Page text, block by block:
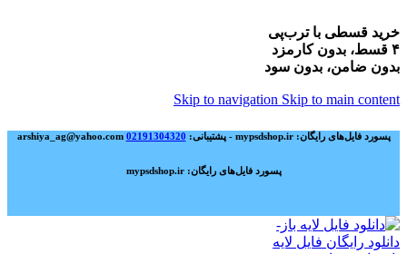
خرید قسطی با ترب‌پی
۴ قسط، بدون کارمزد
بدون ضامن، بدون سود
Skip to navigation Skip to main content
پسورد فایل‌های رایگان: mypsdshop.ir - پشتیبانی: arshiya_ag@yahoo.com 02191304320
پسورد فایل‌های رایگان: mypsdshop.ir